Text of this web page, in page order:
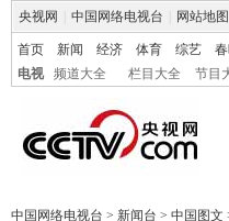
央视网 中国网络电视台 网站地图
首页 新闻 经济 体育 综艺
电视
频道大全 栏目大全 节目
中国网络电视台 > 新闻台 > 中国图文